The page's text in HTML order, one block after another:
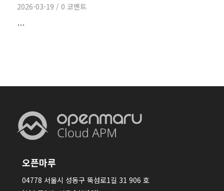
2026-03-19 / 0 코멘트
…
오픈마루
04778 서울시 성동구 뚝섬로1길 31 906 호